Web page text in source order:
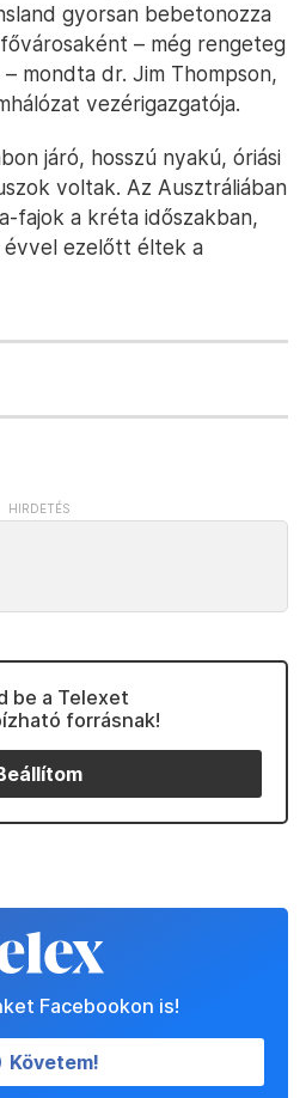
gyorsan bebetonozza
– még rengeteg
mondta dr. Jim Thompson,
vezérigazgatója.
járó, hosszú nyakú, óriási
voltak. Az Ausztráliában
fajok a kréta időszakban,
évvel ezelőtt éltek a
be a Telexet
forrásnak!
Facebookon is!
Követem!